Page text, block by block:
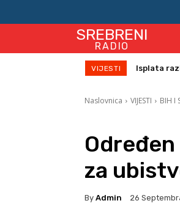
SREBRENI
RADIO
VIJESTI Birači će
Naslovnica VIJESTI BIH I
za
By Admin 26